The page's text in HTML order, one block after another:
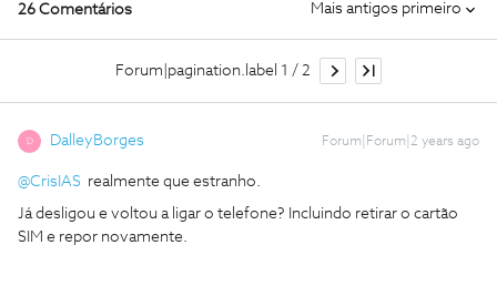
26 Comentários Mais antigos primeiro
Forum|pagination.label 1 / 2
D DalleyBorges Forum|Forum|2 years ago
@CrisIAS realmente que estranho.
Já desligou e voltou a ligar o telefone? Incluindo retirar o cartão
SIM e repor novamente.